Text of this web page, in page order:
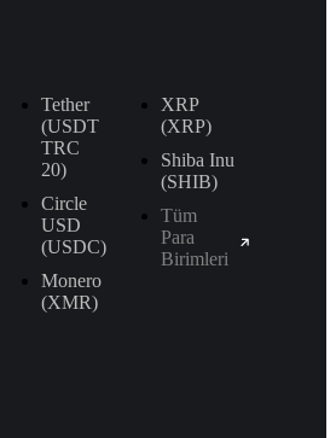
Tether
(USDT
TRС
20)
Circle
USD
(USDC)
Monero
(XMR)
XRP
(XRP)
Shiba Inu
(SHIB)
Tüm
Para
Birimleri